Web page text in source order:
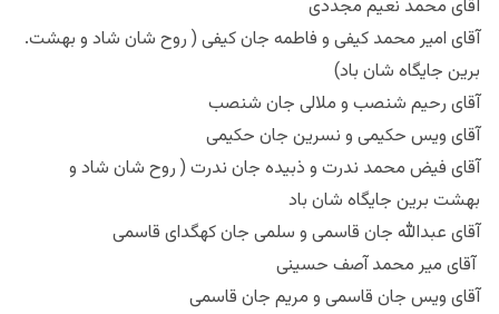
آقای محمد نعیم مجددی
آقای امیر محمد کیفی و فاطمه جان کیفی ( روح شان شاد و بهشت.
برین جایگاه شان باد)
آقای رحیم شنصب و ملالی جان شنصب
آقای ویس حکیمی و نسرین جان حکیمی
آقای فیض محمد ندرت و ذبیده جان ندرت ( روح شان شاد و
بهشت برین جایگاه شان باد
آقای عبدالله جان قاسمی و سلمی جان کهگدای قاسمی
آقای میر محمد آصف حسینی
آقای ویس جان قاسمی و مریم جان قاسمی